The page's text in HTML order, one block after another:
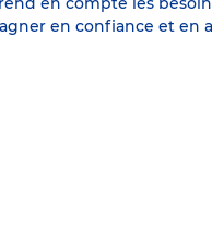
en confiance et en